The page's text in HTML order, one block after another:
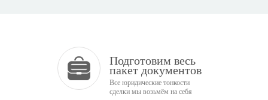
Подготовим весь
пакет документов
Все юридические тонкости
сделки мы возьмём на себя